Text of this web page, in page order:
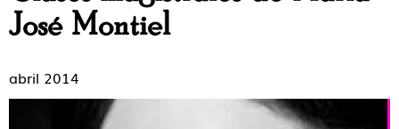
José Montiel
abril 2014